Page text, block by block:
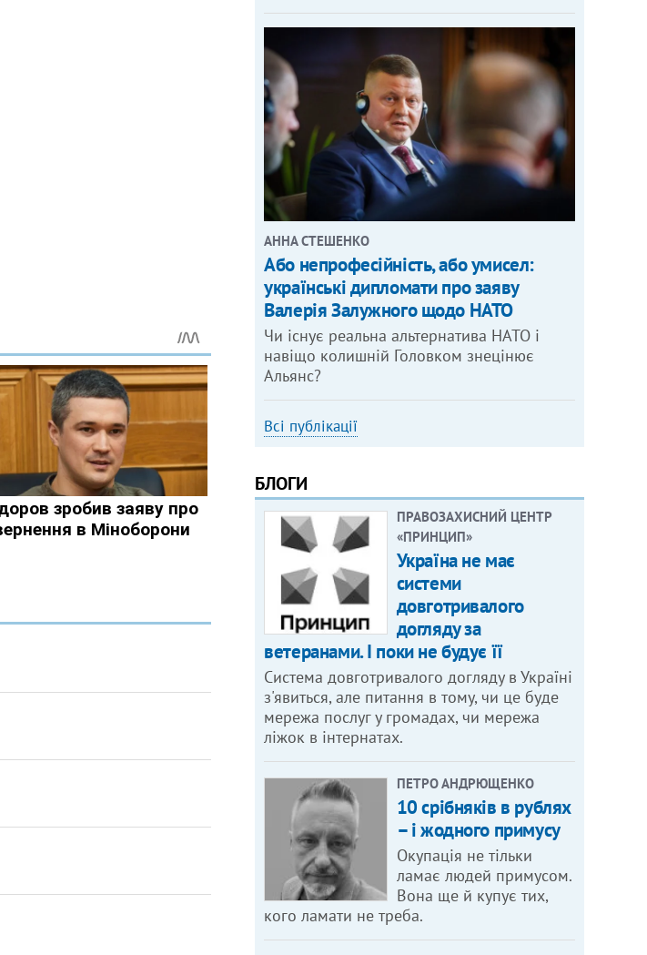
АННА СТЕШЕНКО
Або непрофесійність, або умисел:
українські дипломати про заяву
Валерія Залужного щодо НАТО
Чи існує реальна альтернатива НАТО і
навіщо колишній Головком знецінює
Альянс?
Всі публікації
БЛОГИ
ПРАВОЗАХИСНИЙ ЦЕНТР
«ПРИНЦИП»
Україна не має
системи
довготривалого
догляду за
ветеранами. І поки не будує її
Система довготривалого догляду в Україні
з'явиться, але питання в тому, чи це буде
мережа послуг у громадах, чи мережа
ліжок в інтернатах.
ПЕТРО АНДРЮЩЕНКО
10 срібняків в рублях
– і жодного примусу
Окупація не тільки
ламає людей примусом.
Вона ще й купує тих,
кого ламати не треба.